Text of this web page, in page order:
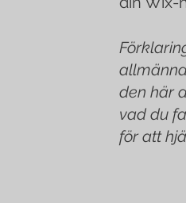
den här
vad du
för att